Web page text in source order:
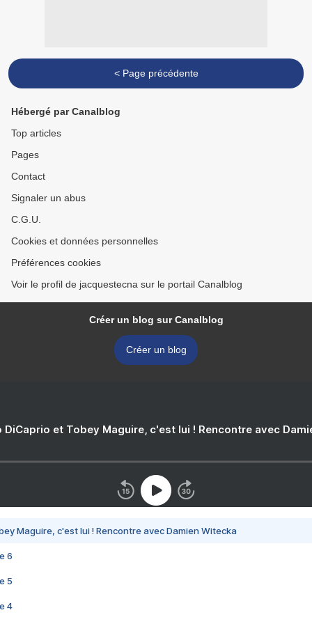
< Page précédente
Hébergé par Canalblog
Top articles
Pages
Contact
Signaler un abus
C.G.U.
Cookies et données personnelles
Préférences cookies
Voir le profil de jacquestecna sur le portail Canalblog
Créer un blog sur Canalblog
Créer un blog
DiCaprio et Tobey Maguire, c'est lui ! Rencontre avec
Maguire, c'est lui ! Rencontre avec Damien Witecka
6
5
4